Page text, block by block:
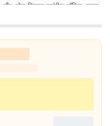
खेत-किसान पसंदीदा टॉपिक. स्कूल,
का अतिरिक्त स्रोत. साल 2020 में
लैपटॉप के की-बोर्ड से होते हुए
रही है, सीखने, पढ़ने, लिखने की भूख भी